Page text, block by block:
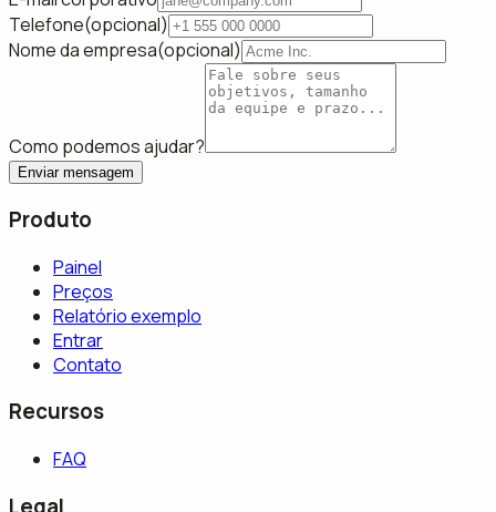
Telefone(opcional)
Nome da empresa(opcional)
Como podemos ajudar?
Enviar mensagem
Produto
Painel
Preços
Relatório exemplo
Entrar
Contato
Recursos
FAQ